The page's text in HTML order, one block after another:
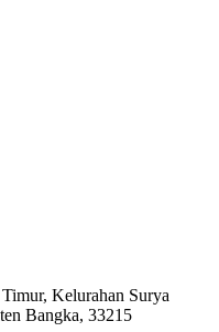
Kelurahan Surya
Bangka, 33215